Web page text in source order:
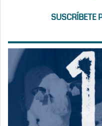
SUSCRÍBETE